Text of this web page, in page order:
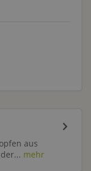
aus
mehr